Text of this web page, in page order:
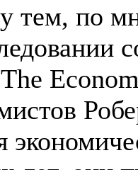
тем, по